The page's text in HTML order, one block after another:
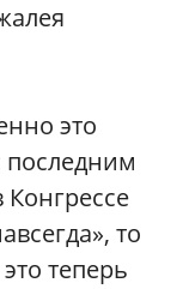
это
последним
то
теперь